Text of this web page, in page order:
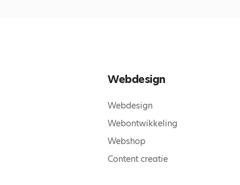
Webdesign
Webdesign
Webontwikkeling
Webshop
Content creatie